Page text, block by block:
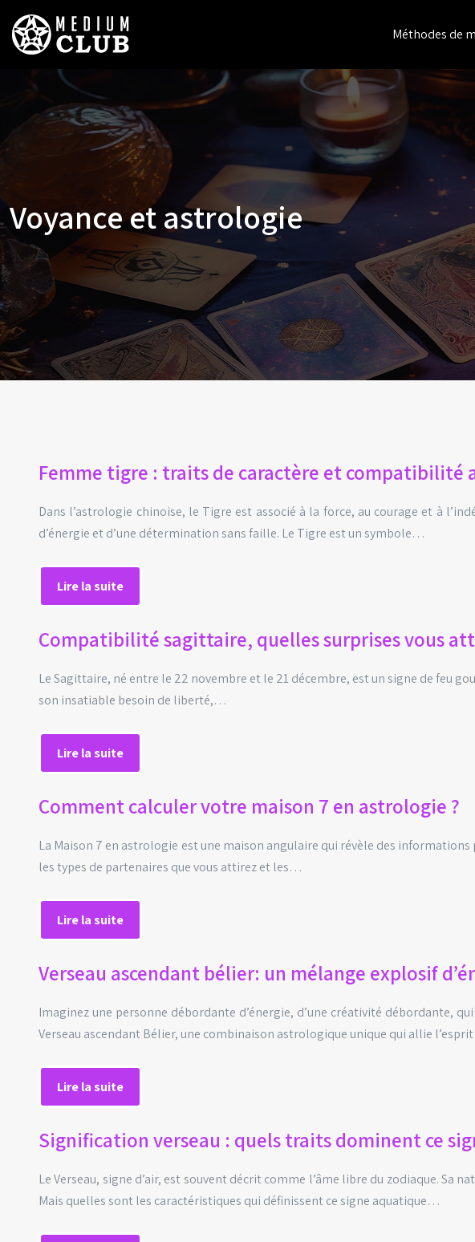
Méthodes de
Voyance et astrologie
Femme tigre : traits de caractère et compatibilité
Dans l’astrologie chinoise, le Tigre est associé à la force, au courage et à
d’énergie et d’une détermination sans faille. Le Tigre est un symbole…
Lire la suite
Compatibilité sagittaire, quelles surprises vous
Le Sagittaire, né entre le 22 novembre et le 21 décembre, est un signe de feu
son insatiable besoin de liberté,…
Lire la suite
Comment calculer votre maison 7 en astrologie ?
La Maison 7 en astrologie est une maison angulaire qui révèle des
les types de partenaires que vous attirez et les…
Lire la suite
Verseau ascendant bélier: un mélange explosif
Imaginez une personne débordante d’énergie, d’une créativité débordante,
Verseau ascendant Bélier, une combinaison astrologique unique qui allie
Lire la suite
Signification verseau : quels traits dominent ce
Le Verseau, signe d’air, est souvent décrit comme l’âme libre du zodiaque.
Mais quelles sont les caractéristiques qui définissent ce signe aquatique…